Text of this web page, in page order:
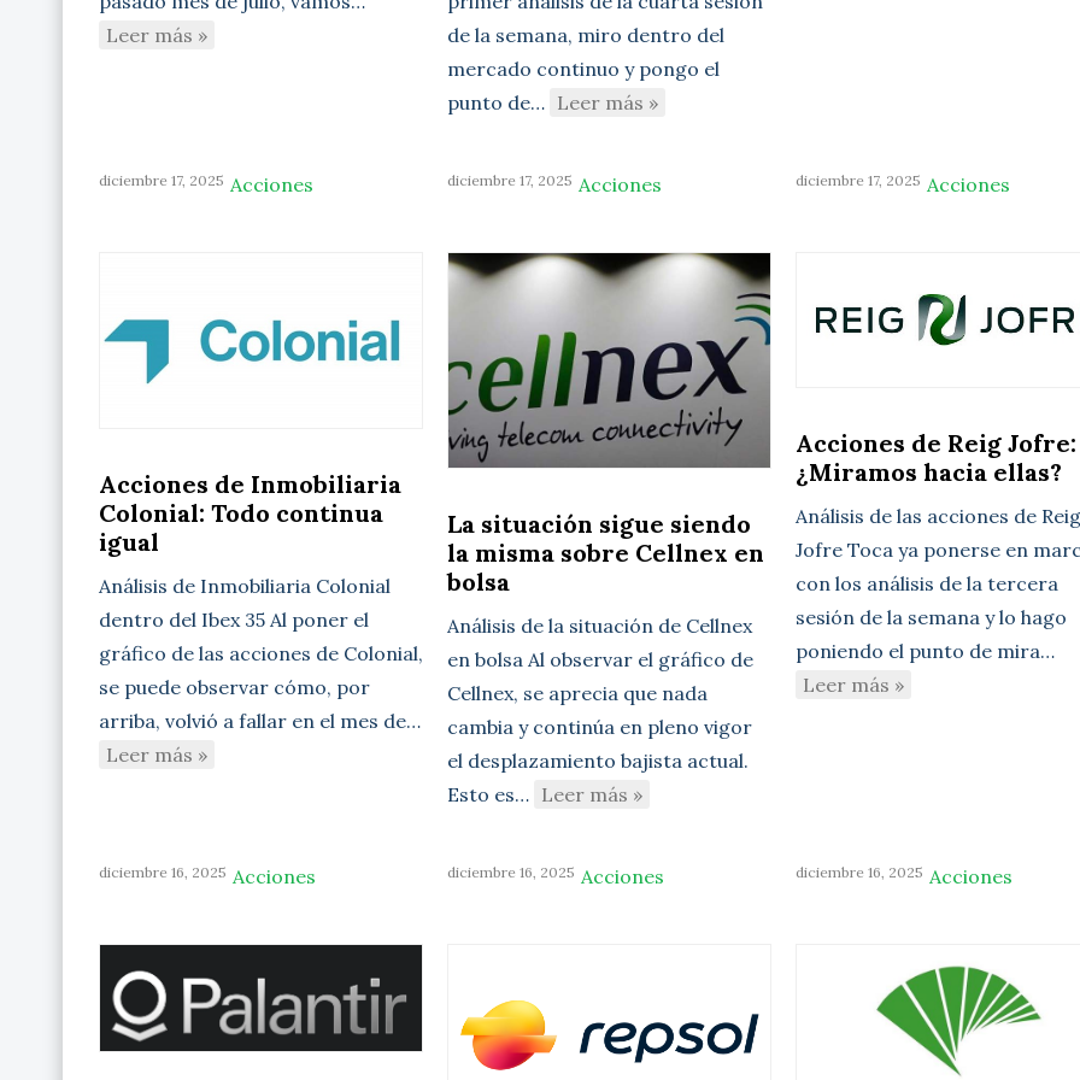
Leer más »
de la semana, miro dentro del
mercado continuo y pongo el
punto de… Leer más »
diciembre 17, 2025 Acciones
Acciones de Inmobiliaria
Colonial: Todo continua
igual
Análisis de Inmobiliaria Colonial
dentro del Ibex 35 Al poner el
gráfico de las acciones de Colonial,
se puede observar cómo, por
arriba, volvió a fallar en el mes de…
Leer más »
diciembre 17, 2025 Acciones
La situación sigue siendo
la misma sobre Cellnex en
bolsa
Análisis de la situación de Cellnex
en bolsa Al observar el gráfico de
Cellnex, se aprecia que nada
cambia y continúa en pleno vigor
el desplazamiento bajista actual.
Esto es… Leer más »
diciembre 17, 2025 Acciones
Acciones de Reig Jofre:
¿Miramos hacia ellas?
Análisis de las acciones de
Jofre Toca ya ponerse en
con los análisis de la tercera
sesión de la semana y lo hago
poniendo el punto de mira…
Leer más »
diciembre 16, 2025 Acciones diciembre 16, 2025 Acciones diciembre 16, 2025 Acciones